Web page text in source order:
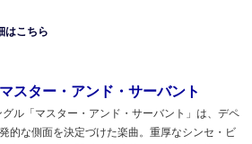
はこちら
スター・アンド・サーバント
ル「マスター・アンド・サーバント」は、デペ
的な側面を決定づけた楽曲。重厚なシンセ・ビ